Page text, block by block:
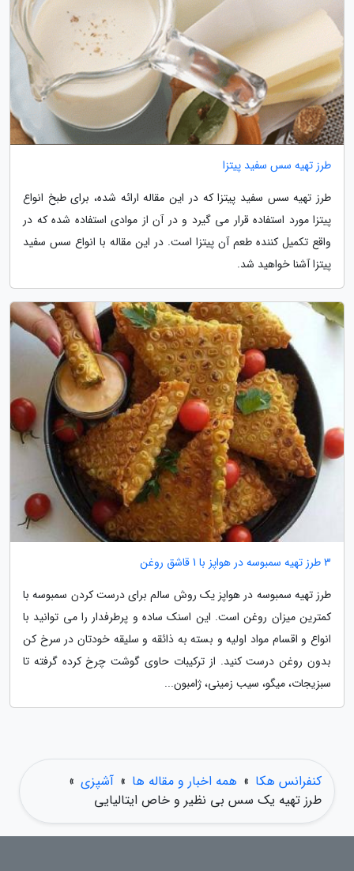
طرز تهیه سس سفید پیتزا
طرز تهیه سس سفید پیتزا که در این مقاله ارائه شده، برای طبخ انواع
پیتزا مورد استفاده قرار می گیرد و در آن از موادی استفاده شده که در
واقع تکمیل کننده طعم آن پیتزا است. در این مقاله با انواع سس سفید
پیتزا آشنا خواهید شد.
3 طرز تهیه سمبوسه در هواپز با 1 قاشق روغن
طرز تهیه سمبوسه در هواپز یک روش سالم برای درست کردن سمبوسه با
کمترین میزان روغن است. این اسنک ساده و پرطرفدار را می توانید با
انواع و اقسام مواد اولیه و بسته به ذائقه و سلیقه خودتان در سرخ کن
بدون روغن درست کنید. از ترکیبات حاوی گوشت چرخ کرده گرفته تا
سبزیجات، میگو، سیب زمینی، ژامبون...
کنفرانس هکا » همه اخبار و مقاله ها » آشپزی »
طرز تهیه یک سس بی نظیر و خاص ایتالیایی